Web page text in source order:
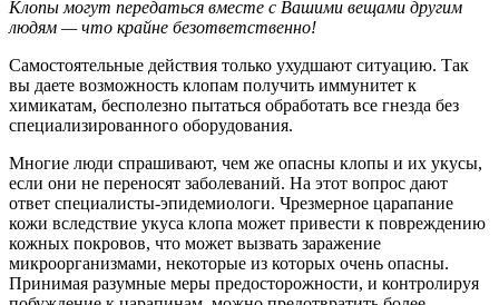
Клопы могут передаться вместе с Вашими вещами другим
людям — что крайне безответственно!
Самостоятельные действия только ухудшают ситуацию. Так
вы даете возможность клопам получить иммунитет к
химикатам, бесполезно пытаться обработать все гнезда без
специализированного оборудования.
Многие люди спрашивают, чем же опасны клопы и их укусы,
если они не переносят заболеваний. На этот вопрос дают
ответ специалисты-эпидемиологи. Чрезмерное царапание
кожи вследствие укуса клопа может привести к повреждению
кожных покровов, что может вызвать заражение
микроорганизмами, некоторые из которых очень опасны.
Принимая разумные меры предосторожности, и контролируя